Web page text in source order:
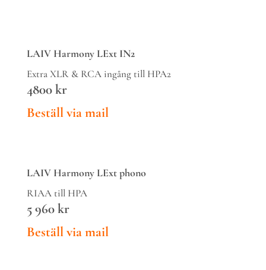
LAIV Harmony LExt IN2
Extra XLR & RCA ingång till HPA2
4800 kr
Beställ via mail
LAIV Harmony LExt phono
RIAA till HPA
5 960 kr
Beställ via mail